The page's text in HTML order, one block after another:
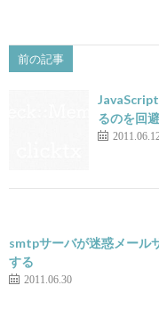
前の記事
るのを回
2011.06.12
smtpサーバが迷惑メール
する
2011.06.30